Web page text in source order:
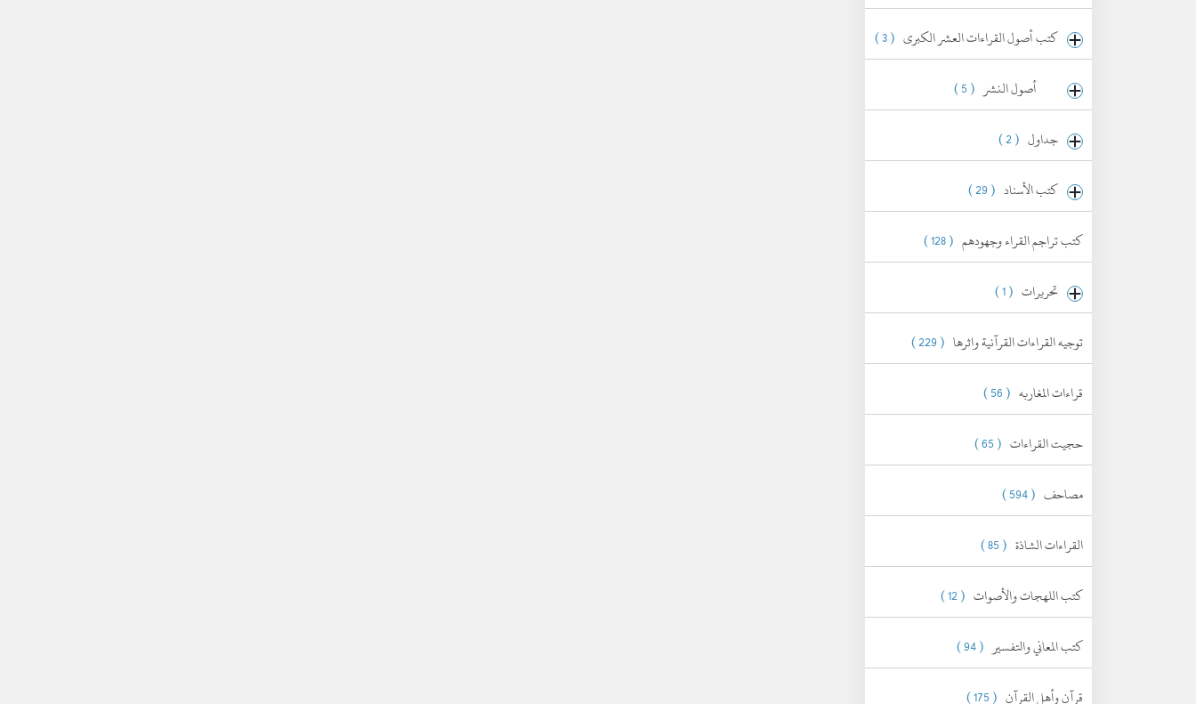
كتب أصول القراءات العشر الكبرى ( 3 )
أصول النشر ( 5 )
جداول ( 2 )
كتب الأسناد ( 29 )
كتب تراجم القراء وجهودهم ( 128 )
تحريرات ( 1 )
توجيه القراءات القرآنية واثرها ( 229 )
قراءات المغاربه ( 56 )
حجيت القراءات ( 65 )
مصاحف ( 594 )
القراءات الشاذة ( 85 )
كتب اللهجات والأصوات ( 12 )
كتب المعاني والتفسير ( 94 )
قرآن وأهل القرآن ( 175 )